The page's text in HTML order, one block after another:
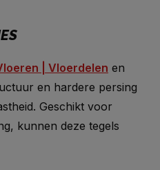
| Vloerdelen en
en hardere persing
Geschikt voor
kunnen deze tegels